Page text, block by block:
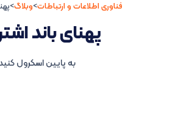
فناوری اطلاعات و ارتباطات>وبلاگ>
پهنای باند
به پایین اسکرول